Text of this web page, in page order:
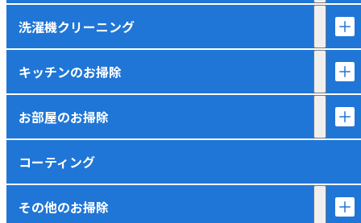
洗濯機クリーニング
キッチンのお掃除
お部屋のお掃除
コーティング
その他のお掃除